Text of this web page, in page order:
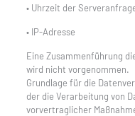
• Uhrzeit der
• IP-Adresse
Eine Zusammenführung
wird nicht vorgenommen.
Grundlage für die
der die Verarbeitung von
vorvertraglicher